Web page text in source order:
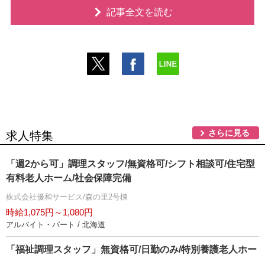
記事全文を読む
求人特集 さらに見る
「週2から可」調理スタッフ/無資格可/シフト相談可/住宅型
有料老人ホーム/社会保障完備
株式会社優和サービス/森の里2号棟
時給1,075円～1,080円
アルバイト・パート / 北海道
「福祉調理スタッフ」無資格可/日勤のみ/特別養護老人ホー